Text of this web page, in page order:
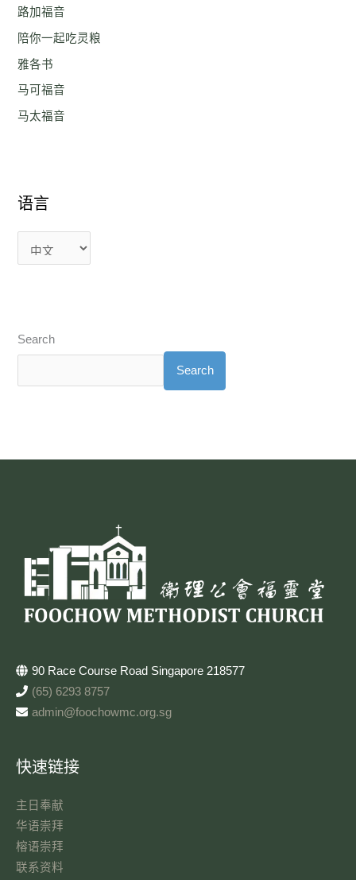
路加福音
陪你一起吃灵粮
雅各书
马可福音
马太福音
语言
Search
Search
90 Race Course Road Singapore 218577
(65) 6293 8757
admin@foochowmc.org.sg
快速链接
主日奉献​
华语崇拜
榕语崇拜
联系资料​